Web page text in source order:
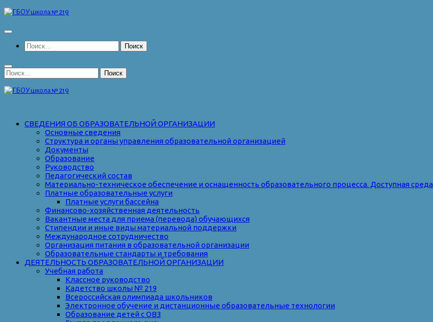
Перейти
содержимому
Найти:
Найти:
СВЕДЕНИЯ ОБ ОБРАЗОВАТЕЛЬНОЙ ОРГАНИЗАЦИИ
Основные сведения
Структура и органы управления образовательной организацией
Документы
Образование
Руководство
Педагогический состав
Материально-техническое обеспечение и оснащенность образовательного процесса. Доступная среда
Платные образовательные услуги
Платные услуги бассейна
Финансово-хозяйственная деятельность
Вакантные места для приема (перевода) обучающихся
Стипендии и иные виды материальной поддержки
Международное сотрудничество
Организация питания в образовательной организации
Образовательные стандарты и требования
ДЕЯТЕЛЬНОСТЬ ОБРАЗОВАТЕЛЬНОЙ ОРГАНИЗАЦИИ
Учебная работа
Классное руководство
Кадетство школы № 219
Всероссийская олимпиада школьников
Электронное обучение и дистанционные образовательные технологии
Образование детей с ОВЗ